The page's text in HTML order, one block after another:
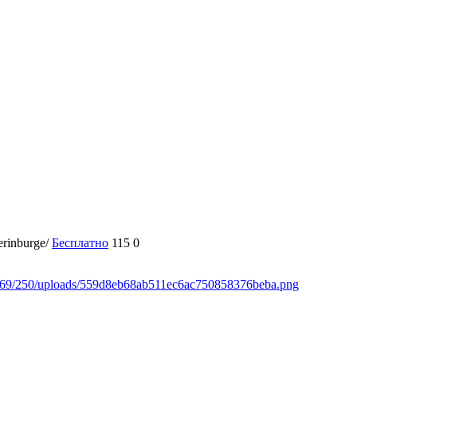
Бесплатно 115 0
250/uploads/559d8eb68ab511ec6ac750858376beba.png